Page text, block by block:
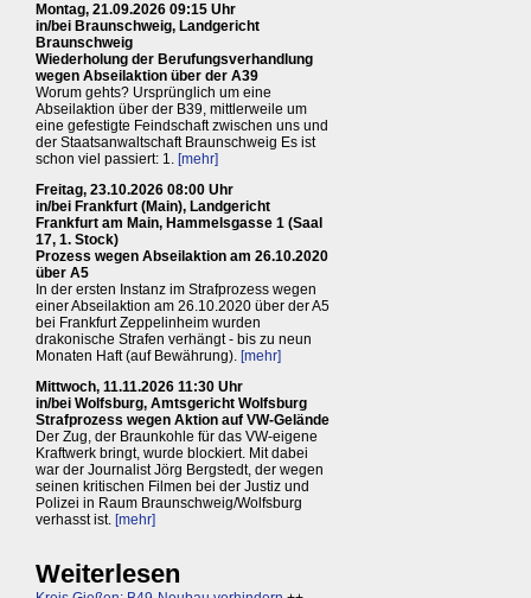
Montag, 21.09.2026 09:15 Uhr
in/bei Braunschweig, Landgericht
Braunschweig
Wiederholung der Berufungsverhandlung
wegen Abseilaktion über der A39
Worum gehts? Ursprünglich um eine
Abseilaktion über der B39, mittlerweile um
eine gefestigte Feindschaft zwischen uns und
der Staatsanwaltschaft Braunschweig Es ist
schon viel passiert: 1. [mehr]
Freitag, 23.10.2026 08:00 Uhr
in/bei Frankfurt (Main), Landgericht
Frankfurt am Main, Hammelsgasse 1 (Saal
17, 1. Stock)
Prozess wegen Abseilaktion am 26.10.2020
über A5
In der ersten Instanz im Strafprozess wegen
einer Abseilaktion am 26.10.2020 über der A5
bei Frankfurt Zeppelinheim wurden
drakonische Strafen verhängt - bis zu neun
Monaten Haft (auf Bewährung). [mehr]
Mittwoch, 11.11.2026 11:30 Uhr
in/bei Wolfsburg, Amtsgericht Wolfsburg
Strafprozess wegen Aktion auf VW-Gelände
Der Zug, der Braunkohle für das VW-eigene
Kraftwerk bringt, wurde blockiert. Mit dabei
war der Journalist Jörg Bergstedt, der wegen
seinen kritischen Filmen bei der Justiz und
Polizei in Raum Braunschweig/Wolfsburg
verhasst ist. [mehr]
Weiterlesen